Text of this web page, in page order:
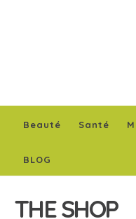
Beauté Santé
BLOG
THE SHOP